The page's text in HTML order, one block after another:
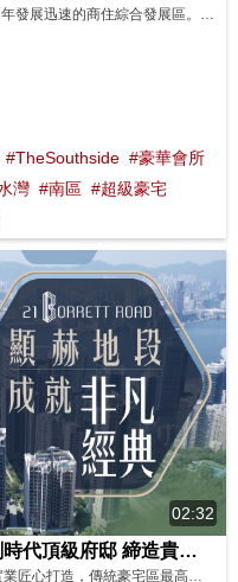
#TheSouthside #豪華會所
灣 #南區 #超級豪宅
02:32
【波老道21號】矝罕尊尚地段 劃時代頂級府邸 締造貴族級非凡經典 影片來源 : FINANCE 730